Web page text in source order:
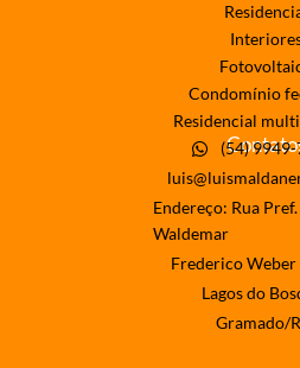
Condomínio
Residencial
(54)
Endereço: Rua Pref.
Waldemar
Frederico Weber
Lagos do
Gramado/